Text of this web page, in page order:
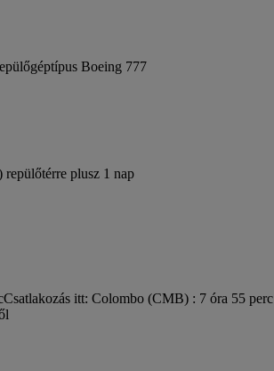
Boeing 777
plusz 1 nap
Csatlakozás itt: Colombo (CMB) : 7 óra 55 perc